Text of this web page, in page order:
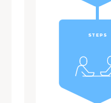
STEP5